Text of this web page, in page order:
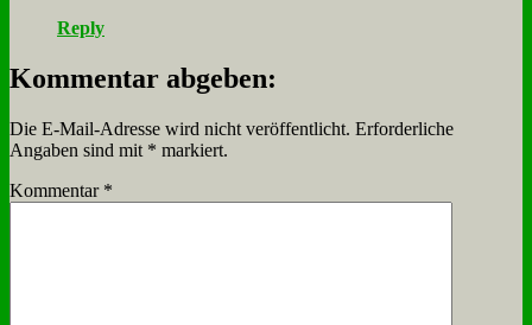
Reply
Kommentar abgeben:
Die E-Mail-Adresse wird nicht veröffentlicht. Erforderliche
Angaben sind mit * markiert.
Kommentar *